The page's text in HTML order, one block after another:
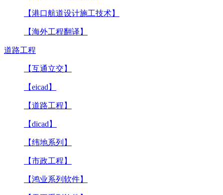
【港口航道设计施工技术】
【海外工程翻译】
道路工程
【互通立交】
【eicad】
【道路工程】
【dicad】
【纬地系列】
【市政工程】
【鸿业系列软件】